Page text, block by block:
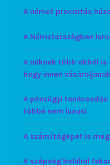
A német precizitás
A Németországban
A nőknek több okból is
hogy innen vásároljanak
A pénzügyi
többé nem luxus!
A számítógépet is
A szépség belülről